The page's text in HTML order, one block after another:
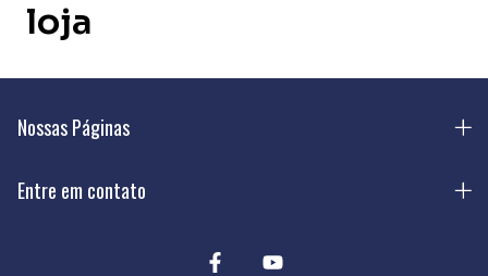
loja
Nossas Páginas
Entre em contato